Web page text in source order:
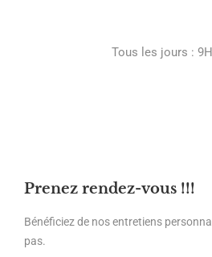
Tous les jours :
Prenez rendez-vous !!!
Bénéficiez de nos entretiens
pas.